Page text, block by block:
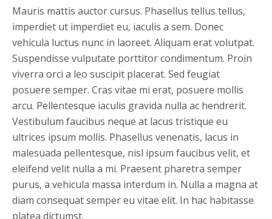
Mauris mattis auctor cursus. Phasellus tellus tellus,
imperdiet ut imperdiet eu, iaculis a sem. Donec
vehicula luctus nunc in laoreet. Aliquam erat volutpat.
Suspendisse vulputate porttitor condimentum. Proin
viverra orci a leo suscipit placerat. Sed feugiat
posuere semper. Cras vitae mi erat, posuere mollis
arcu. Pellentesque iaculis gravida nulla ac hendrerit.
Vestibulum faucibus neque at lacus tristique eu
ultrices ipsum mollis. Phasellus venenatis, lacus in
malesuada pellentesque, nisl ipsum faucibus velit, et
eleifend velit nulla a mi. Praesent pharetra semper
purus, a vehicula massa interdum in. Nulla a magna at
diam consequat semper eu vitae elit. In hac habitasse
platea dictumst.